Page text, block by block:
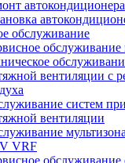
автокондиционера
обслуживание
обслуживание
вентиляции с
систем
вентиляции
VRF
обслуживание